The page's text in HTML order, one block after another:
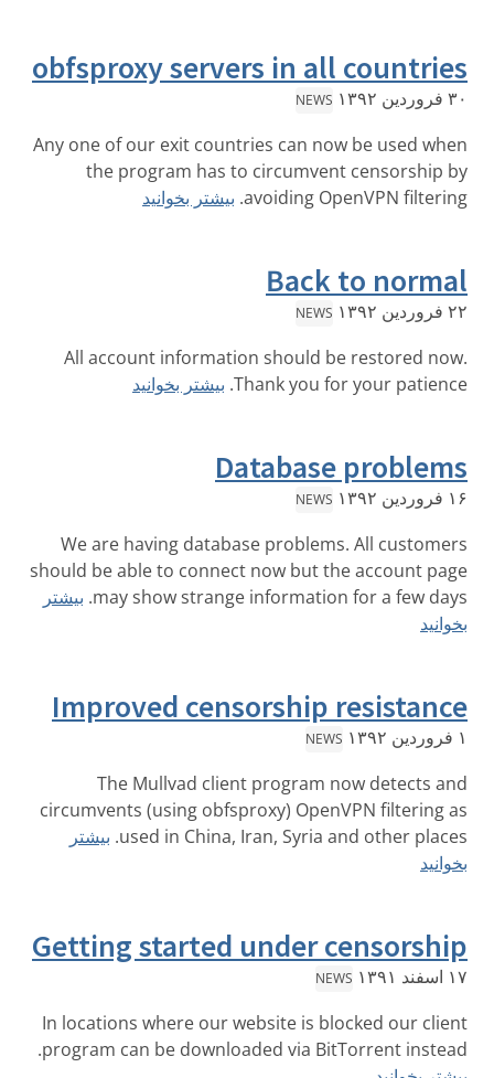
obfsproxy servers in all countries
۳۰ فروردین ۱۳۹۲ NEWS
Any one of our exit countries can now be used when
the program has to circumvent censorship by
avoiding OpenVPN filtering. بیشتر بخوانید
Back to normal
۲۲ فروردین ۱۳۹۲ NEWS
All account information should be restored now.
Thank you for your patience. بیشتر بخوانید
Database problems
۱۶ فروردین ۱۳۹۲ NEWS
We are having database problems. All customers
should be able to connect now but the account page
may show strange information for a few days. بیشتر
بخوانید
Improved censorship resistance
۱ فروردین ۱۳۹۲ NEWS
The Mullvad client program now detects and
circumvents (using obfsproxy) OpenVPN filtering as
used in China, Iran, Syria and other places. بیشتر
بخوانید
Getting started under censorship
۱۷ اسفند ۱۳۹۱ NEWS
In locations where our website is blocked our client
program can be downloaded via BitTorrent instead.